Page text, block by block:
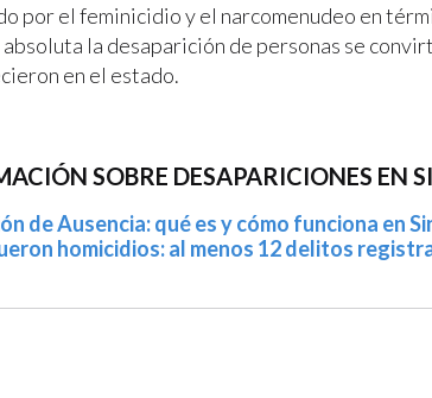
por el feminicidio y el narcomenudeo en
absoluta la desaparición de personas se
en el estado.
SOBRE DESAPARICIONES EN
de Ausencia: qué es y cómo funciona en
homicidios: al menos 12 delitos